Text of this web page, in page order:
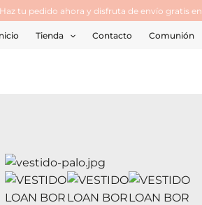
tu pedido ahora y disfruta de envío gratis
Tienda Contacto Comunión